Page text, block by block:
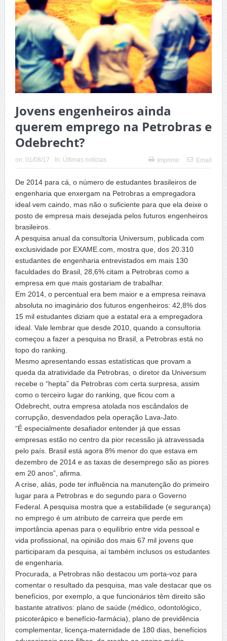
Jovens engenheiros ainda
querem emprego na Petrobras e
Odebrecht?
on: 01/08/17 In: Últimas notícias Imprimir Email
De 2014 para cá, o número de estudantes brasileiros de
engenharia que enxergam na Petrobras a empregadora
ideal vem caindo, mas não o suficiente para que ela deixe o
posto de empresa mais desejada pelos futuros engenheiros
brasileiros.
A pesquisa anual da consultoria Universum, publicada com
exclusividade por EXAME.com, mostra que, dos 20.310
estudantes de engenharia entrevistados em mais 130
faculdades do Brasil, 28,6% citam a Petrobras como a
empresa em que mais gostariam de trabalhar.
Em 2014, o percentual era bem maior e a empresa reinava
absoluta no imaginário dos futuros engenheiros: 42,8% dos
15 mil estudantes diziam que a estatal era a empregadora
ideal. Vale lembrar que desde 2010, quando a consultoria
começou a fazer a pesquisa no Brasil, a Petrobras está no
topo do ranking.
Mesmo apresentando essas estatísticas que provam a
queda da atratividade da Petrobras, o diretor da Universum
recebe o “hepta” da Petrobras com certa surpresa, assim
como o terceiro lugar do ranking, que ficou com a
Odebrecht, outra empresa atolada nos escândalos de
corrupção, desvendados pela operação Lava-Jato.
“É especialmente desafiador entender já que essas
empresas estão no centro da pior recessão já atravessada
pelo país. Brasil está agora 8% menor do que estava em
dezembro de 2014 e as taxas de desemprego são as piores
em 20 anos”, afirma.
A crise, aliás, pode ter influência na manutenção do primeiro
lugar para a Petrobras e do segundo para o Governo
Federal. A pesquisa mostra que a estabilidade (e segurança)
no emprego é um atributo de carreira que perde em
importância apenas para o equilíbrio entre vida pessoal e
vida profissional, na opinião dos mais 67 mil jovens que
participaram da pesquisa, aí também inclusos os estudantes
de engenharia.
Procurada, a Petrobras não destacou um porta-voz para
comentar o resultado da pesquisa, mas vale destacar que os
benefícios, por exemplo, a que funcionários têm direito são
bastante atrativos: plano de saúde (médico, odontológico,
psicoterápico e benefício-farmácia), plano de previdência
complementar, licença-maternidade de 180 dias, benefícios